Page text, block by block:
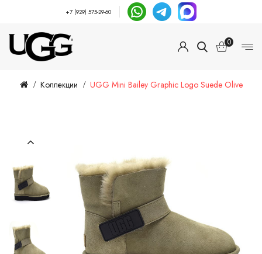
+7 (929) 575-29-60
0
Коллекции UGG Mini Bailey Graphic Logo Suede Olive